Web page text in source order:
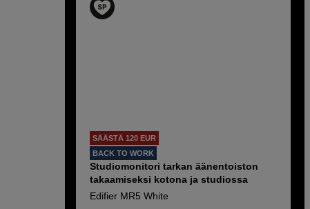
SÄÄSTÄ 120 EUR
BACK TO WORK
Studiomonitori tarkan äänentoiston
takaamiseksi kotona ja studiossa
Edifier MR5 White